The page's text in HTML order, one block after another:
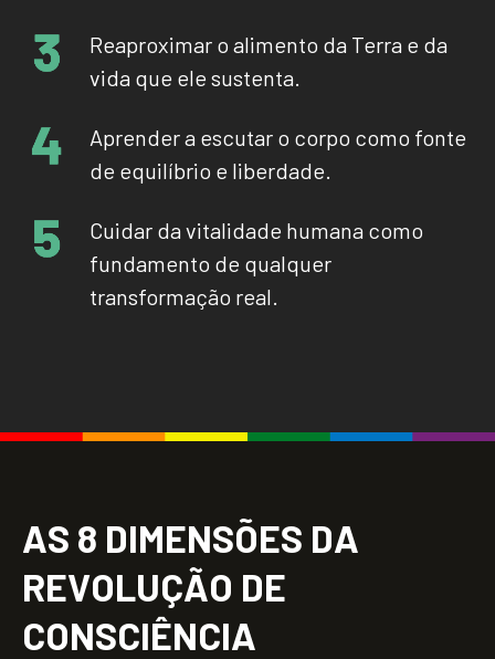
Reaproximar o alimento da Terra e da
vida que ele sustenta.
Aprender a escutar o corpo como fonte
de equilíbrio e liberdade.
Cuidar da vitalidade humana como
fundamento de qualquer
transformação real.
AS 8 DIMENSÕES DA
REVOLUÇÃO DE
CONSCIÊNCIA